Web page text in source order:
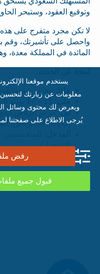
وتوقيع العقود، وستبحر
لا تكن مجرد متفرج على
واحصل على تأشيرتك، وقم
المائدة في المملكة معدة،
ماذا:
معرض سعوديفود 2026
متى:
أين: مركز الرياض
(RICEC)، الرياض، المملكة العربية السعودية
للمتخصصين
التسجيل)
الموقع الإلكتروني:www.saudifood.com
يستخدم موقعنا
معلومات عن زيارتك لتحسين
ويعرض لك محتوى وسائل
يُرجى الاطلاع على صفحتنا
رفض
قبول جميع